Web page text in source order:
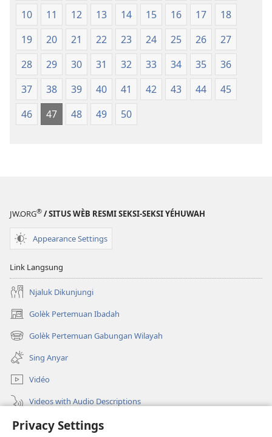
Privacy Settings
10
11 12 13 14 15 16 17
18
19
20 21 22 23 24 25 26
27
28
29 30 31 32 33 34 35
36
37
38 39 40 41 42 43 44
45
46
47 48 49 50
JW.ORG® / SITUS WÈB RESMI SEKSI-SEKSI YÉHUWAH
Appearance Settings
Link Langsung
Njaluk Dikunjungi
Golèk Pertemuan Ibadah
(opens
new
window)
Golèk Pertemuan Gabungan Wilayah
(opens
new
window)
Sing Anyar
Vidéo
Videos with Audio Descriptions
Golèk JW.ORG